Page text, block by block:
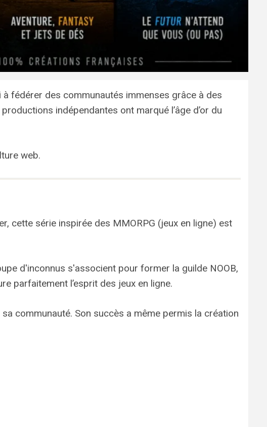
fédérer des communautés immenses grâce à des
indépendantes ont marqué l’âge d’or du
web.
cette série inspirée des MMORPG (jeux en ligne) est
d'inconnus s'associent pour former la guilde NOOB,
parfaitement l’esprit des jeux en ligne.
communauté. Son succès a même permis la création